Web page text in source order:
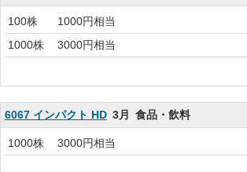
100株
1000円相当
1000株
3000円相当
6067 インパクト HD 3月 食品・飲料
1000株 3000円相当